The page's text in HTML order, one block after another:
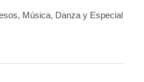
Música, Danza y Especial